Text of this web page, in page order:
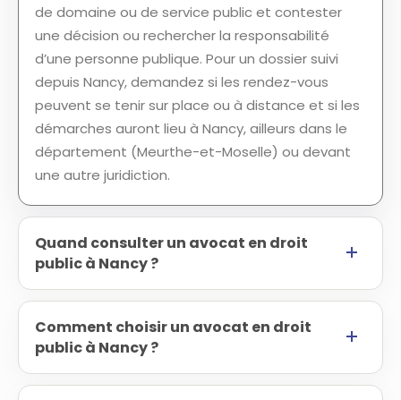
de domaine ou de service public et contester
une décision ou rechercher la responsabilité
d’une personne publique. Pour un dossier suivi
depuis Nancy, demandez si les rendez-vous
peuvent se tenir sur place ou à distance et si les
démarches auront lieu à Nancy, ailleurs dans le
département (Meurthe-et-Moselle) ou devant
une autre juridiction.
Quand consulter un avocat en droit
public à Nancy ?
Comment choisir un avocat en droit
public à Nancy ?